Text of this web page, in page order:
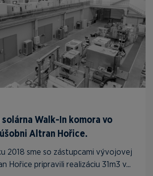
Walk-In komora vo
Altran Hořice.
2018 sme so zástupcami vývojovej
Hořice pripravili realizáciu 31m3 v...